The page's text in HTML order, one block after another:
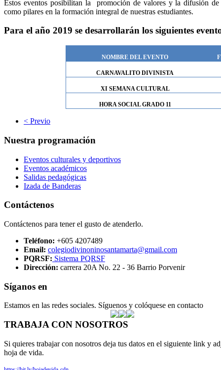
Estos eventos posibilitan la promoción de valores y la difusión
como pilares en la formación integral de nuestras estudiantes.
Para el año 2019 se desarrollarán los siguientes
NOMBRE DEL EVENTO
CARNAVALITO DIVINISTA
XI SEMANA CULTURAL
HORA SOCIAL GRADO 11
< Previo
Nuestra programación
Eventos culturales y deportivos
Eventos académicos
Salidas pedagógicas
Izada de Banderas
Contáctenos
Contáctenos para tener el gusto de atenderlo.
Teléfono: +605 4207489
Email: colegiodivinoninosantamarta@gmail.com
PQRSF: Sistema PQRSF
Dirección: carrera 20A No. 22 - 36 Barrio Porvenir
Síganos en
Estamos en las redes sociales. Síguenos y colóquese en contacto
TRABAJA CON NOSOTROS
Si quieres trabajar con nosotros deja tus datos en el siguiente link y
hoja de vida.